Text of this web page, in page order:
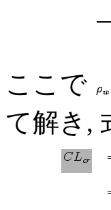
ここで
て解き,